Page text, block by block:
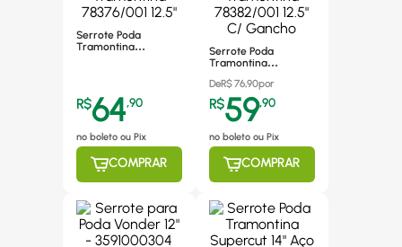
Serrote Poda
Tramontina
R$64,90
no boleto ou Pix
COMPRAR
Serrote Poda
Tramontina
Gancho
DeR$76,90por
R$59,90
no boleto ou Pix
COMPRAR